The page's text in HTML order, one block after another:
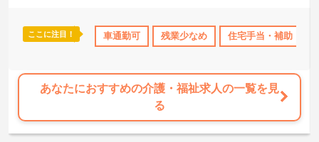
産休･育休･介護休暇取得実績あり ボーナス・賞与あり
ここに注目！ 車通勤可 残業少なめ 住宅手当・補助
あなたにおすすめの介護・福祉求人の一覧を見
る